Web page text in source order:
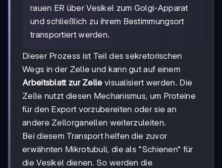
rauen ER über Vesikel zum Golgi-Apparat
und schließlich zu ihrem Bestimmungsort
transportiert werden.
Dieser Prozess ist Teil des sekretorischen
Wegs in der Zelle und kann gut auf einem
Arbeitsblatt zur Zelle visualisiert werden. Die
Zelle nutzt diesen Mechanismus, um Proteine
für den Export vorzubereiten oder sie an
andere Zellorganellen weiterzuleiten.
Bei diesem Transport helfen die zuvor
erwähnten Mikrotubuli, die als "Schienen" für
die Vesikel dienen. So werden die